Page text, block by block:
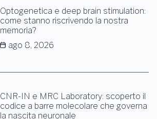
Optogenetica e deep brain stimulation:
come stanno riscrivendo la nostra
memoria?
ago 8, 2026
CNR-IN e MRC Laboratory: scoperto il
codice a barre molecolare che governa
la nascita neuronale